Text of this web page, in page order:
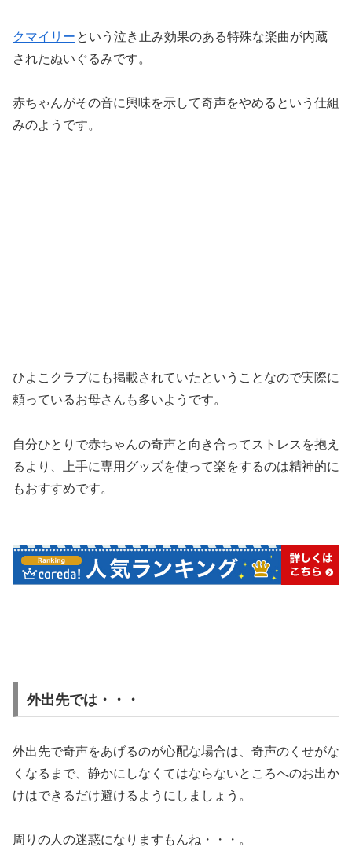
クマイリー という泣き止み効果のある特殊な楽曲が内蔵
されたぬいぐるみです。
赤ちゃんがその音に興味を示して奇声をやめるという仕組
みのようです。
ひよこクラブにも掲載されていたということなので実際に
頼っているお母さんも多いようです。
自分ひとりで赤ちゃんの奇声と向き合ってストレスを抱え
るより、上手に専用グッズを使って楽をするのは精神的に
もおすすめです。
外出先では・・・
外出先で奇声をあげるのが心配な場合は、奇声のくせがな
くなるまで、静かにしなくてはならないところへのお出か
けはできるだけ避けるようにしましょう。
周りの人の迷惑になりますもんね・・・。